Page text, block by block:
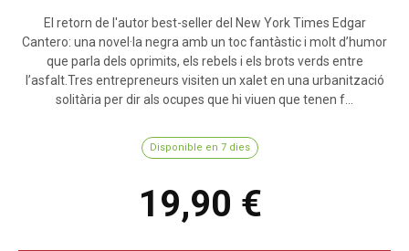
El retorn de l'autor best-seller del New York Times Edgar
Cantero: una novel·la negra amb un toc fantàstic i molt d’humor
que parla dels oprimits, els rebels i els brots verds entre
l’asfalt.Tres entrepreneurs visiten un xalet en una urbanització
solitària per dir als ocupes que hi viuen que tenen f...
Disponible en 7 dies
19,90 €